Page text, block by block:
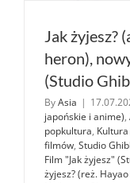
Jak żyjesz?
heron),
(Studio
ByAsia |
japońskie i anime),
popkultura,
filmów, Studio
Film "Jak żyjesz"
żyjesz? (reż.